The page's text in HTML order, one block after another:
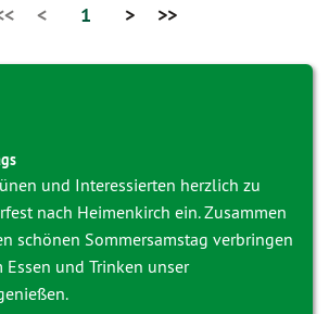
< 1 > >>
und Interessierten herzlich zu
nach Heimenkirch ein. Zusammen
schönen Sommersamstag verbringen
und Trinken unser